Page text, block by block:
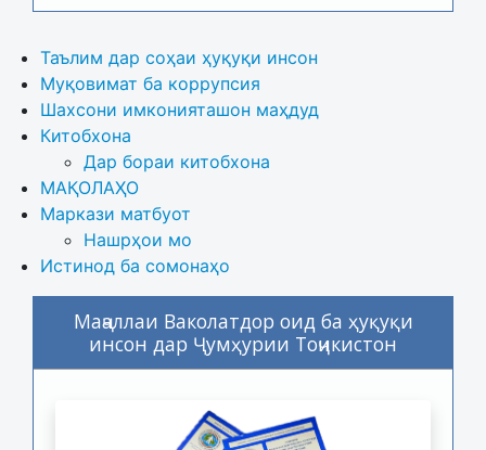
Таълим дар соҳаи ҳуқуқи инсон
Муқовимат ба коррупсия
Шахсони имконияташон маҳдуд
Китобхона
Дар бораи китобхона
МАҚОЛАҲО
Маркази матбуот
Нашрҳои мо
Истинод ба сомонаҳо
Маҷаллаи Ваколатдор оид ба ҳуқуқи
инсон дар Ҷумҳурии Тоҷикистон